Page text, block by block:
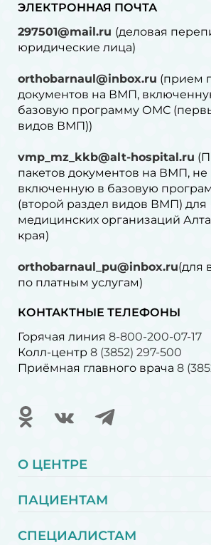
ЭЛЕКТРОННАЯ ПОЧТА
297501@mail.ru (деловая
юридические лица)
orthobarnaul@inbox.ru (прием
документов на ВМП,
базовую программу ОМС
видов ВМП))
vmp_mz_kkb@alt-hospital.ru
пакетов документов на ВМП, не
включенную в базовую
(второй раздел видов ВМП) для
медицинских организаций
края)
orthobarnaul_pu@inbox.ru(для
по платным услугам)⁠
КОНТАКТНЫЕ ТЕЛЕФОНЫ
Горячая линия 8-800-200-07-17
Колл-центр 8 (3852) 297-500
Приёмная главного врача 8
О ЦЕНТРЕ
ПАЦИЕНТАМ
СПЕЦИАЛИСТАМ